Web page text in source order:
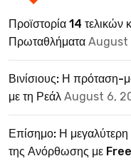
Προϊστορία 14
Πρωταθλήματα August
Βινίσιους: Η πρόταση-
με τη Ρεάλ August 6,
Επίσημο: Η μεγαλύτερη
της Ανόρθωσης με